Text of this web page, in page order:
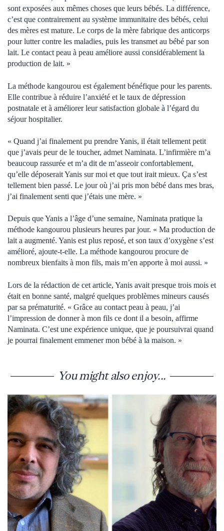
sont exposées aux mêmes choses que leurs bébés. La différence,
c’est que contrairement au système immunitaire des bébés, celui
des mères est mature. Le corps de la mère fabrique des anticorps
pour lutter contre les maladies, puis les transmet au bébé par son
lait. Le contact peau à peau améliore aussi considérablement la
production de lait. »
La méthode kangourou est également bénéfique pour les parents.
Elle contribue à réduire l’anxiété et le taux de dépression
postnatale et à améliorer leur satisfaction globale à l’égard du
séjour hospitalier.
« Quand j’ai finalement pu prendre Yanis, il était tellement petit
que j’avais peur de le toucher, admet Naminata. L’infirmière m’a
beaucoup rassurée et m’a dit de m’asseoir confortablement,
qu’elle déposerait Yanis sur moi et que tout irait mieux. Ça s’est
tellement bien passé. Le jour où j’ai pris mon bébé dans mes bras,
j’ai finalement senti que j’étais une mère. »
Depuis que Yanis a l’âge d’une semaine, Naminata pratique la
méthode kangourou plusieurs heures par jour. « Ma production de
lait a augmenté. Yanis est plus reposé, et son taux d’oxygène s’est
amélioré, ajoute-t-elle. La méthode kangourou procure de
nombreux bienfaits à mon fils, mais m’en apporte à moi aussi. »
Lors de la rédaction de cet article, Yanis avait presque trois mois et
était en bonne santé, malgré quelques problèmes mineurs causés
par sa prématurité. « Grâce au contact peau à peau, j’ai
l’impression de donner à mon fils ce dont il a besoin, affirme
Naminata. C’est une expérience unique, que je poursuivrai quand
je pourrai finalement emmener mon bébé à la maison. »
You might also enjoy...